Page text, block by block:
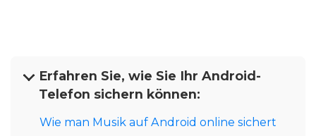
Erfahren Sie, wie Sie Ihr Android-
Telefon sichern können:
Wie man Musik auf Android online sichert